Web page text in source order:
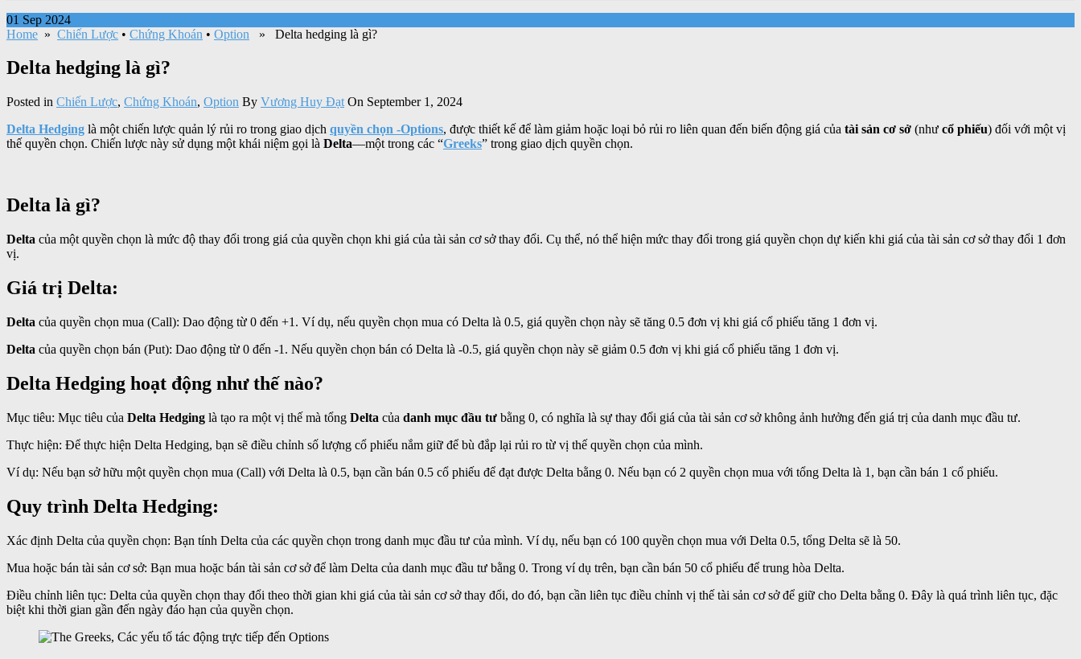
01 Sep 2024
Home » Chiến Lược • Chứng Khoán • Option » Delta hedging là gì?
Delta hedging là gì?
Posted in Chiến Lược, Chứng Khoán, Option By Vương Huy Đạt On September 1, 2024
Delta Hedging là một chiến lược quản lý rủi ro trong giao dịch quyền chọn -Options, được thiết kế để làm giảm hoặc loại bỏ rủi ro liên quan đến biến động giá của tài sản cơ sở (như cổ phiếu) đối với một vị
thế quyền chọn. Chiến lược này sử dụng một khái niệm gọi là Delta—một trong các “Greeks” trong giao dịch quyền chọn.
Delta là gì?
Delta của một quyền chọn là mức độ thay đổi trong giá của quyền chọn khi giá của tài sản cơ sở thay đổi. Cụ thể, nó thể hiện mức thay đổi trong giá quyền chọn dự kiến khi giá của tài sản cơ sở thay đổi 1 đơn
vị.
Giá trị Delta:
Delta của quyền chọn mua (Call): Dao động từ 0 đến +1. Ví dụ, nếu quyền chọn mua có Delta là 0.5, giá quyền chọn này sẽ tăng 0.5 đơn vị khi giá cổ phiếu tăng 1 đơn vị.
Delta của quyền chọn bán (Put): Dao động từ 0 đến -1. Nếu quyền chọn bán có Delta là -0.5, giá quyền chọn này sẽ giảm 0.5 đơn vị khi giá cổ phiếu tăng 1 đơn vị.
Delta Hedging hoạt động như thế nào?
Mục tiêu: Mục tiêu của Delta Hedging là tạo ra một vị thế mà tổng Delta của danh mục đầu tư bằng 0, có nghĩa là sự thay đổi giá của tài sản cơ sở không ảnh hưởng đến giá trị của danh mục đầu tư.
Thực hiện: Để thực hiện Delta Hedging, bạn sẽ điều chỉnh số lượng cổ phiếu nắm giữ để bù đắp lại rủi ro từ vị thế quyền chọn của mình.
Ví dụ: Nếu bạn sở hữu một quyền chọn mua (Call) với Delta là 0.5, bạn cần bán 0.5 cổ phiếu để đạt được Delta bằng 0. Nếu bạn có 2 quyền chọn mua với tổng Delta là 1, bạn cần bán 1 cổ phiếu.
Quy trình Delta Hedging:
Xác định Delta của quyền chọn: Bạn tính Delta của các quyền chọn trong danh mục đầu tư của mình. Ví dụ, nếu bạn có 100 quyền chọn mua với Delta 0.5, tổng Delta sẽ là 50.
Mua hoặc bán tài sản cơ sở: Bạn mua hoặc bán tài sản cơ sở để làm Delta của danh mục đầu tư bằng 0. Trong ví dụ trên, bạn cần bán 50 cổ phiếu để trung hòa Delta.
Điều chỉnh liên tục: Delta của quyền chọn thay đổi theo thời gian khi giá của tài sản cơ sở thay đổi, do đó, bạn cần liên tục điều chỉnh vị thế tài sản cơ sở để giữ cho Delta bằng 0. Đây là quá trình liên tục, đặc
biệt khi thời gian gần đến ngày đáo hạn của quyền chọn.